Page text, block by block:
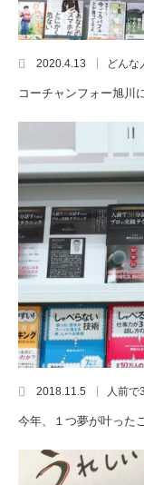
2020.4.13 どんな
コーチャンフォー旭川
2018.11.5 人前で
今年、１つ夢が叶った